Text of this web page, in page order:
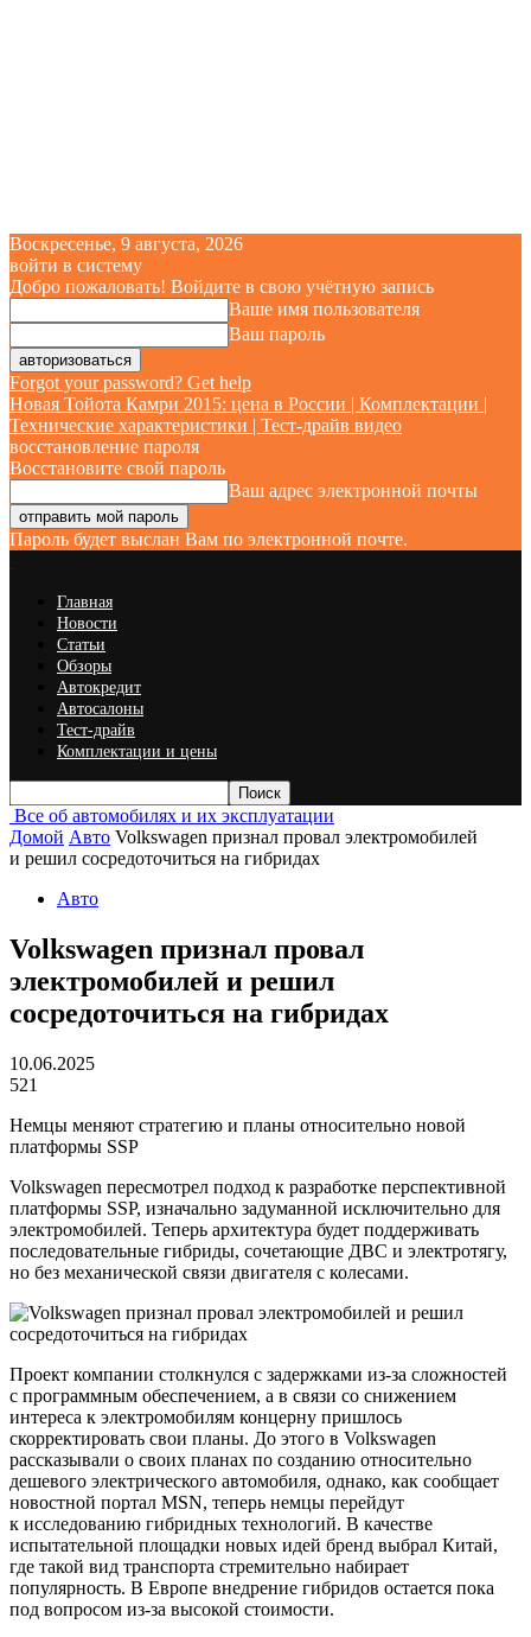
Воскресенье, 9 августа, 2026
войти в систему
Добро пожаловать! Войдите в свою учётную запись
Ваше имя пользователя
Ваш пароль
Forgot your password? Get help
Новая Тойота Камри 2015: цена в России | Комплектации |
Технические характеристики | Тест-драйв видео
восстановление пароля
Восстановите свой пароль
Ваш адрес электронной почты
Пароль будет выслан Вам по электронной почте.
Главная
Новости
Статьи
Обзоры
Автокредит
Автосалоны
Тест-драйв
Комплектации и цены
Все об автомобилях и их эксплуатации
Домой Авто Volkswagen признал провал электромобилей
и решил сосредоточиться на гибридах
Авто
Volkswagen признал провал
электромобилей и решил
сосредоточиться на гибридах
10.06.2025
521
Немцы меняют стратегию и планы относительно новой
платформы SSP
Volkswagen пересмотрел подход к разработке перспективной
платформы SSP, изначально задуманной исключительно для
электромобилей. Теперь архитектура будет поддерживать
последовательные гибриды, сочетающие ДВС и электротягу,
но без механической связи двигателя с колесами.
Проект компании столкнулся с задержками из-за сложностей
с программным обеспечением, а в связи со снижением
интереса к электромобилям концерну пришлось
скорректировать свои планы. До этого в Volkswagen
рассказывали о своих планах по созданию относительно
дешевого электрического автомобиля, однако, как сообщает
новостной портал MSN, теперь немцы перейдут
к исследованию гибридных технологий. В качестве
испытательной площадки новых идей бренд выбрал Китай,
где такой вид транспорта стремительно набирает
популярность. В Европе внедрение гибридов остается пока
под вопросом из-за высокой стоимости.